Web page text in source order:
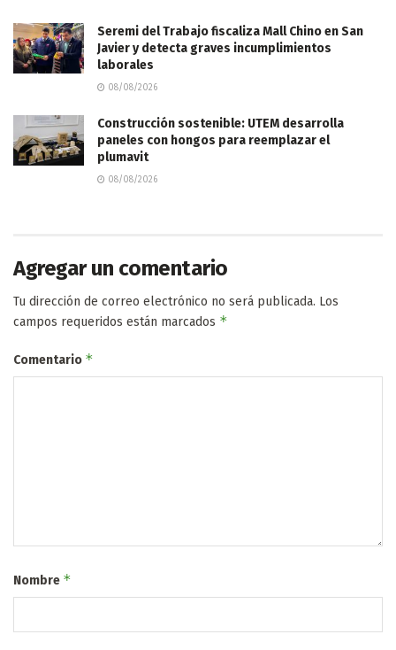
Seremi del Trabajo fiscaliza Mall Chino en San
Javier y detecta graves incumplimientos
laborales
08/08/2026
Construcción sostenible: UTEM desarrolla
paneles con hongos para reemplazar el
plumavit
08/08/2026
Agregar un comentario
Tu dirección de correo electrónico no será publicada. Los
campos requeridos están marcados *
Comentario *
Nombre *